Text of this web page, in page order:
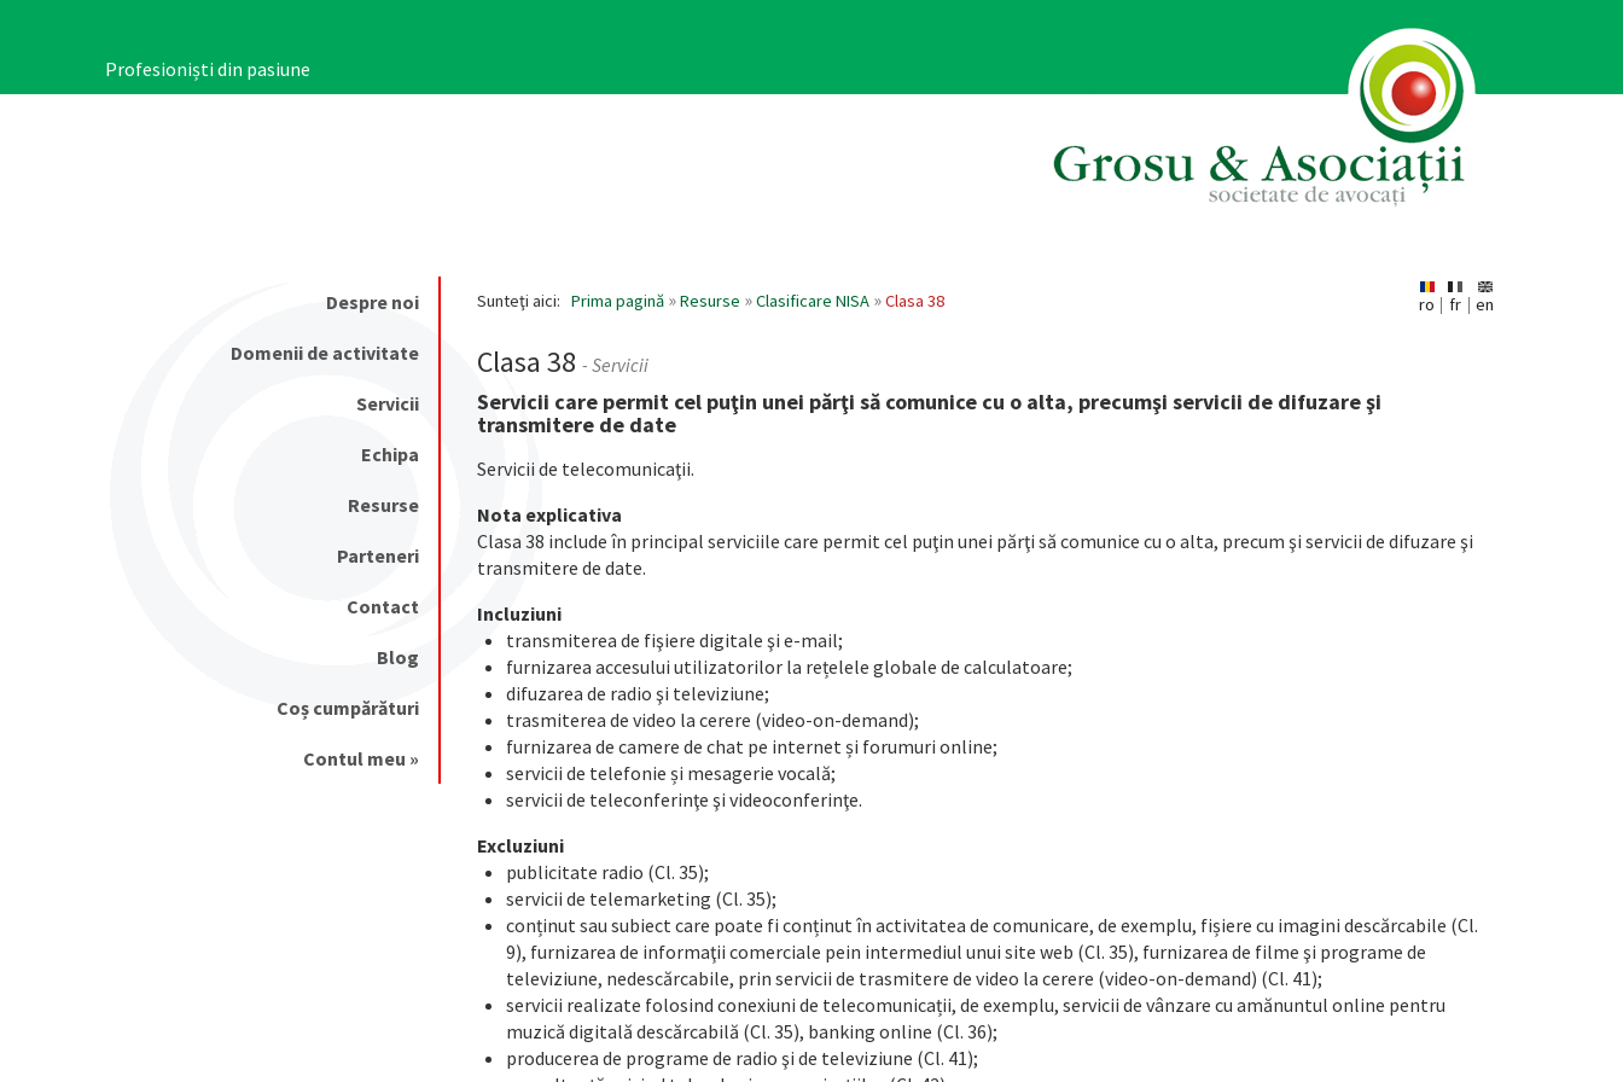
principal
Profesioniști din pasiune
ro fr en
navigation
Despre noi
Domenii de activitate
Servicii
Echipa
Resurse
Parteneri
Contact
Blog
Coș cumpărături
Contul meu »
Sunteţi aici: Prima pagină Resurse Clasificare NISA Clasa 38
Clasa 38 - Servicii
Servicii care permit cel puţin unei părţi să comunice cu o alta, precumşi servicii de difuzare şi
transmitere de date
Servicii de telecomunicaţii.
Nota explicativa
Clasa 38 include în principal serviciile care permit cel puţin unei părţi să comunice cu o alta, precum şi servicii de difuzare şi
transmitere de date.
Incluziuni
transmiterea de fişiere digitale şi e-mail;
furnizarea accesului utilizatorilor la rețelele globale de calculatoare;
difuzarea de radio şi televiziune;
trasmiterea de video la cerere (video-on-demand);
furnizarea de camere de chat pe internet și forumuri online;
servicii de telefonie și mesagerie vocală;
servicii de teleconferinţe şi videoconferinţe.
Excluziuni
publicitate radio (Cl. 35);
servicii de telemarketing (Cl. 35);
conținut sau subiect care poate fi conținut în activitatea de comunicare, de exemplu, fișiere cu imagini descărcabile (Cl.
9), furnizarea de informaţii comerciale pein intermediul unui site web (Cl. 35), furnizarea de filme şi programe de
televiziune, nedescărcabile, prin servicii de trasmitere de video la cerere (video-on-demand) (Cl. 41);
servicii realizate folosind conexiuni de telecomunicații, de exemplu, servicii de vânzare cu amănuntul online pentru
muzică digitală descărcabilă (Cl. 35), banking online (Cl. 36);
producerea de programe de radio şi de televiziune (Cl. 41);